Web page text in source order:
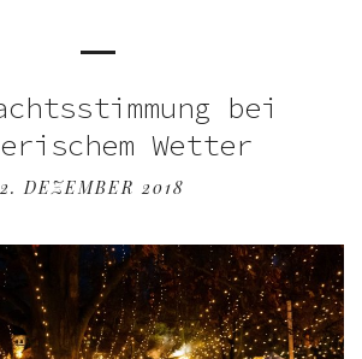
bei
Wetter
2. DEZEMBER 2018